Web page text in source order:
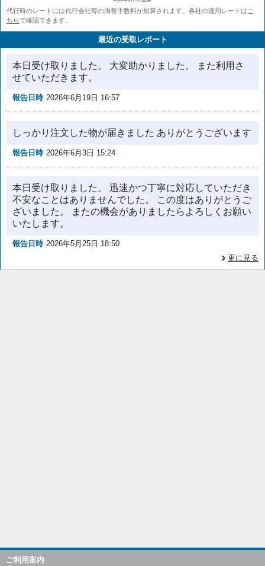
代行時のレートには代行会社毎の両替手数料が加算されます。各社の適用レートは こ
ちらで確認できます。
最近の受取レポート
本日受け取りました。 大変助かりました。 また利用さ
せていただきます。
報告日時 2026年6月19日 16:57
しっかり注文した物が届きました ありがとうございます
報告日時 2026年6月3日 15:24
本日受け取りました。 迅速かつ丁寧に対応していただき
不安なことはありませんでした。 この度はありがとうご
ざいました。 またの機会がありましたらよろしくお願い
いたします。
報告日時 2026年5月25日 18:50
更に見る
ご利用案内